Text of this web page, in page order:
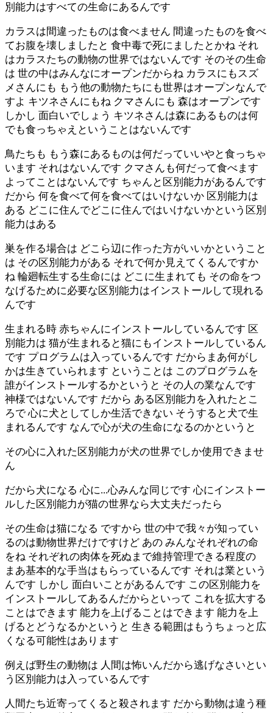
別能力はすべての生命にあるんです
カラスは間違ったものは食べません 間違ったものを食べ
てお腹を壊しましたと 食中毒で死にましたとかね それ
はカラスたちの動物の世界ではないんです そのその生命
は 世の中はみんなにオープンだからね カラスにもスズ
メさんにも もう他の動物たちにも世界はオープンなんで
すよ キツネさんにもね クマさんにも 森はオープンです
しかし 面白いでしょう キツネさんは森にあるものは何
でも食っちゃえということはないんです
鳥たちも もう森にあるものは何だっていいやと食っちゃ
います それはないんです クマさんも何だって食べます
よってことはないんです ちゃんと区別能力があるんです
だから 何を食べて何を食べてはいけないか 区別能力は
ある どこに住んでどこに住んではいけないかという区別
能力はある
巣を作る場合は どこら辺に作った方がいいかということ
は その区別能力がある それで何か見えてくるんですか
ね 輪廻転生する生命には どこに生まれても その命をつ
なげるために必要な区別能力はインストールして現れる
んです
生まれる時 赤ちゃんにインストールしているんです 区
別能力は 猫が生まれると猫にもインストールしているん
です プログラムは入っているんです だからまあ何がし
かは生きていられます ということは このプログラムを
誰がインストールするかというと その人の業なんです
神様ではないんです だから ある区別能力を入れたとこ
ろで 心に犬としてしか生活できない そうすると犬で生
まれるんです なんで心が犬の生命になるのかというと
その心に入れた区別能力が犬の世界でしか使用できませ
ん
だから犬になる 心に...心みんな同じです 心にインストー
ルした区別能力が猫の世界なら大丈夫だったら
その生命は猫になる ですから 世の中で我々が知ってい
るのは動物世界だけですけど あの みんなそれぞれの命
をね それぞれの肉体を死ぬまで維持管理できる程度の
まあ基本的な手当はもらっているんです それは業という
んです しかし 面白いことがあるんです この区別能力を
インストールしてあるんだからといって これを拡大する
ことはできます 能力を上げることはできます 能力を上
げるとどうなるかというと 生きる範囲はもうちょっと広
くなる可能性はあります
例えば野生の動物は 人間は怖いんだから逃げなさいとい
う区別能力は入っているんです
人間たち近寄ってくると殺されます だから動物は違う種